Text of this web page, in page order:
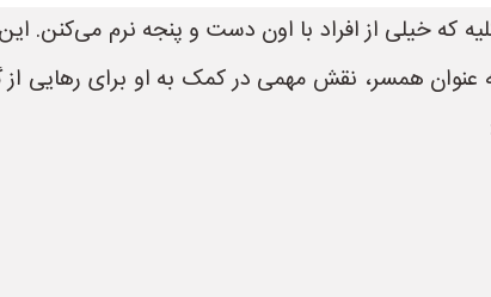
که خیلی از افراد با اون دست و پنجه نرم می‌کنن.
عنوان همسر، نقش مهمی در کمک به او برای رهایی از